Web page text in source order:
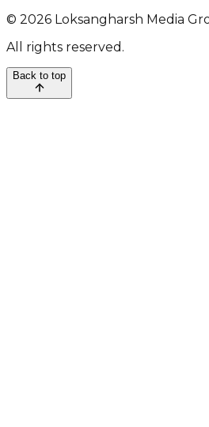
© 2026 Loksangharsh Media
All rights reserved.
Back to top